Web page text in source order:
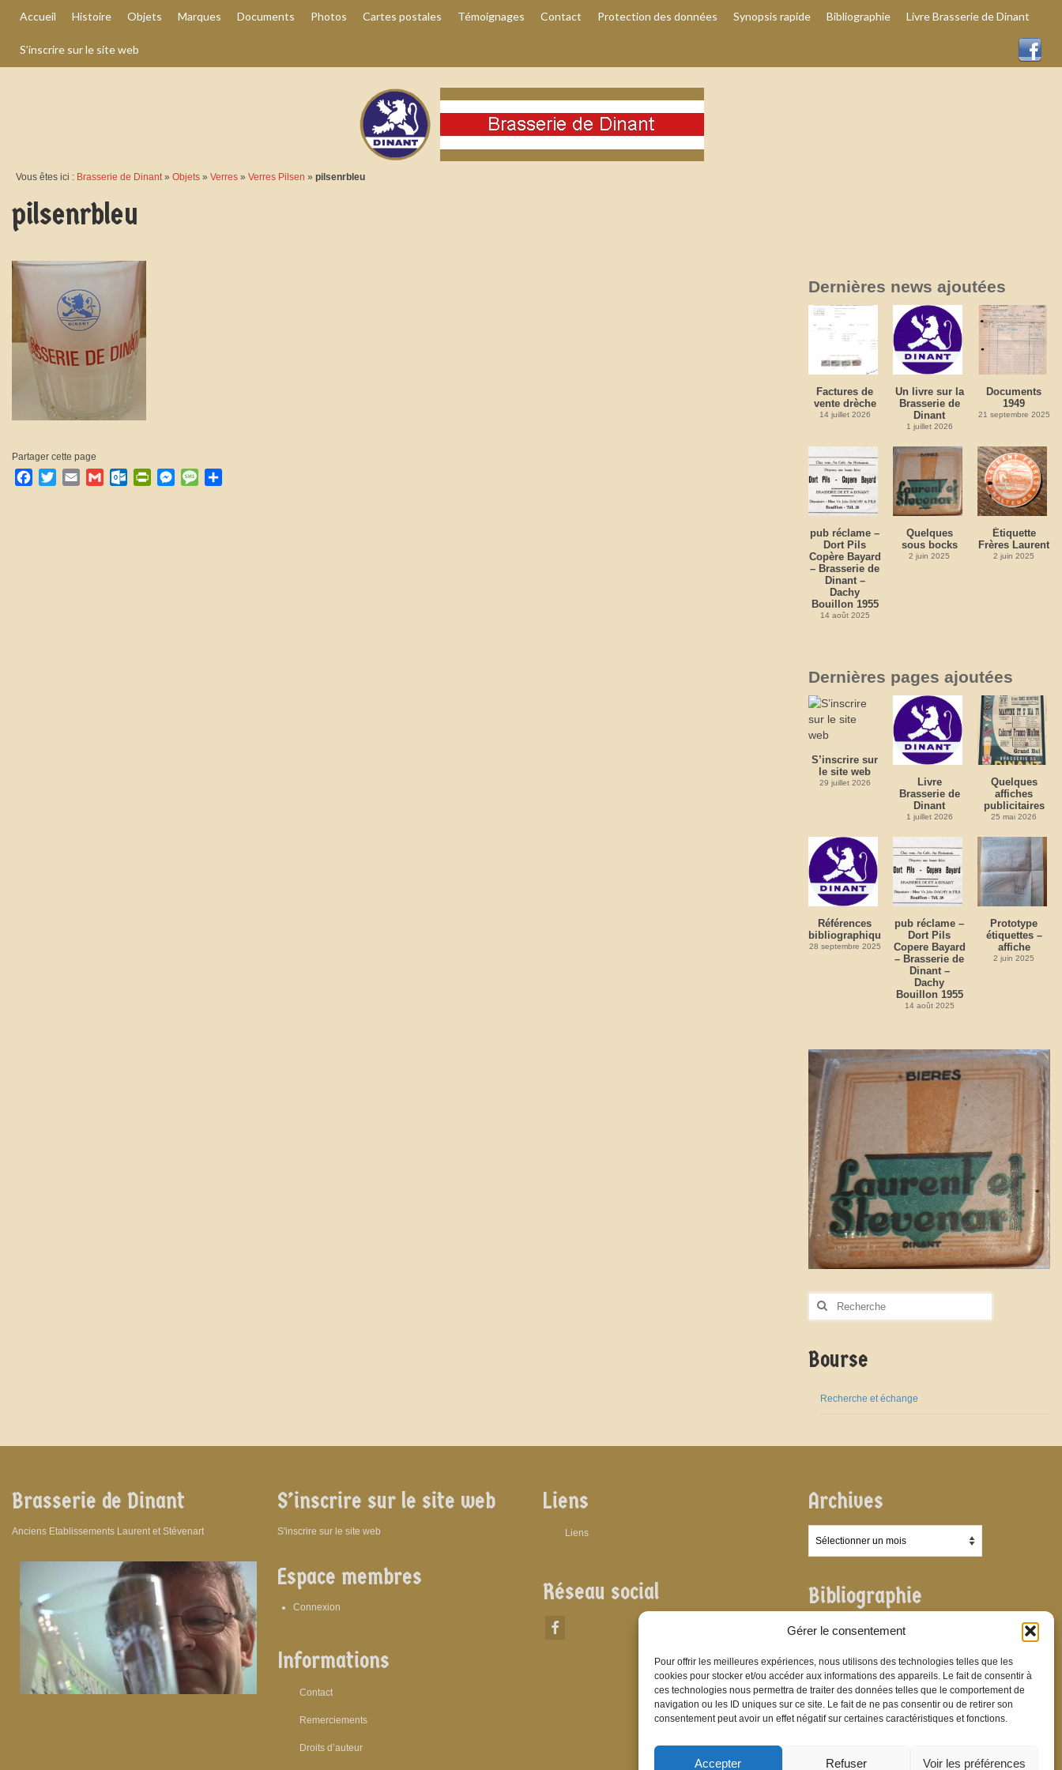
Gérer le consentement
Pour offrir les meilleures expériences, nous utilisons des technologies telles que les
cookies pour stocker et/ou accéder aux informations des appareils. Le fait de consentir à
ces technologies nous permettra de traiter des données telles que le comportement de
navigation ou les ID uniques sur ce site. Le fait de ne pas consentir ou de retirer son
consentement peut avoir un effet négatif sur certaines caractéristiques et fonctions.
Accepter Refuser Voir les préférences
Accueil Histoire Objets Marques Documents Photos Cartes postales Témoignages Contact Protection des données Synopsis rapide Bibliographie Livre Brasserie de Dinant
S’inscrire sur le site web
Vous êtes ici : Brasserie de Dinant» Objets » Verres » Verres Pilsen » pilsenrbleu
pilsenrbleu
Partager cette page
Facebook
TwitterEmail GmailOutlook.com
PrintFriendly
Messenger
Message
Dernières news ajoutées
Factures de
vente drèche
14 juillet 2026
Un livre sur la
Brasserie de
Dinant
1 juillet 2026
Documents
1949
21 septembre 2025
pub réclame –
Dort Pils
Copère Bayard
– Brasserie de
Dinant –
Dachy
Bouillon 1955
14 août 2025
Quelques
sous bocks
2 juin 2025
Étiquette
Frères Laurent
2 juin 2025
Dernières pages ajoutées
S’inscrire sur
le site web
29 juillet 2026
Livre
Brasserie de
Dinant
1 juillet 2026
Quelques
affiches
publicitaires
25 mai 2026
Références
bibliographiques
28 septembre 2025
pub réclame –
Dort Pils
Copere Bayard
– Brasserie de
Dinant –
Dachy
Bouillon 1955
14 août 2025
Prototype
étiquettes –
affiche
2 juin 2025
Rechercher
Bourse
Recherche et échange
Brasserie de Dinant
Anciens Etablissements Laurent et Stévenart
S’inscrire sur le site web
S'inscrire sur le site web
Espace membres
Connexion
Informations
Contact
Remerciements
Droits d’auteur
Liens
Liens
Réseau social
Archives
Bibliographie
Bibliographie